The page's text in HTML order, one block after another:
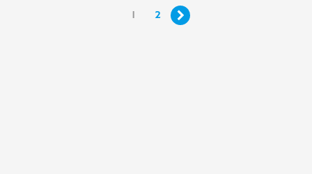
1 2 